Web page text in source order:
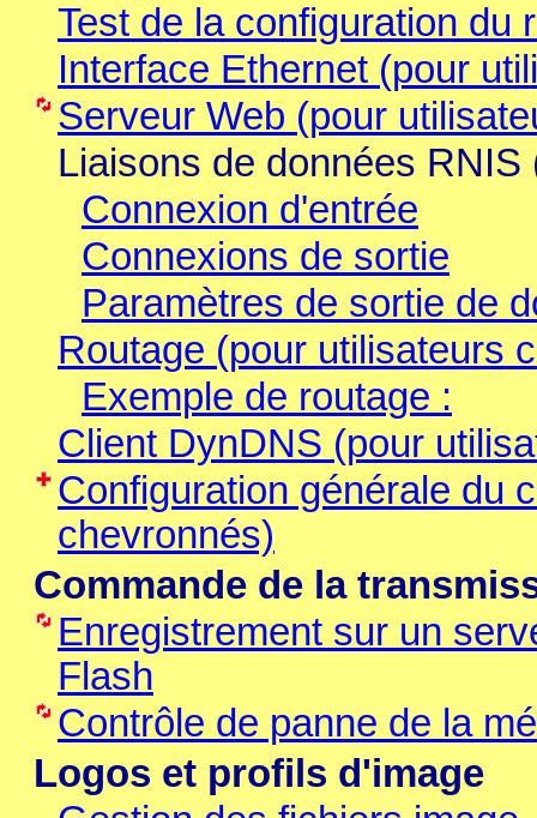
Test de la configuration du
Interface Ethernet (pour
Serveur Web (pour
Liaisons de données
Connexion d'entrée
Connexions de sortie
Paramètres de sortie de
Routage (pour utilisateurs
Exemple de routage :
Client DynDNS (pour
Configuration générale du
chevronnés)
Commande de la
Enregistrement sur un
Flash
Contrôle de panne de la
Logos et profils d'image